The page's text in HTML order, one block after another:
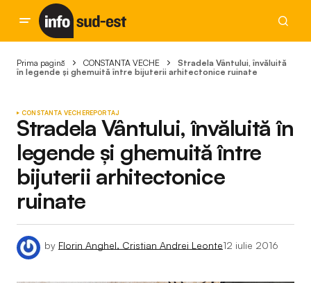
Prima pagină CONSTANTA VECHE
Stradela Vântului, învăluită
în legende și ghemuită între bijuterii arhitectonice ruinate
CONSTANTA VECHEREPORTAJ
Stradela Vântului, învăluită în
legende și ghemuită între
bijuterii arhitectonice
ruinate
by Florin Anghel, Cristian Andrei Leonte12 iulie 2016